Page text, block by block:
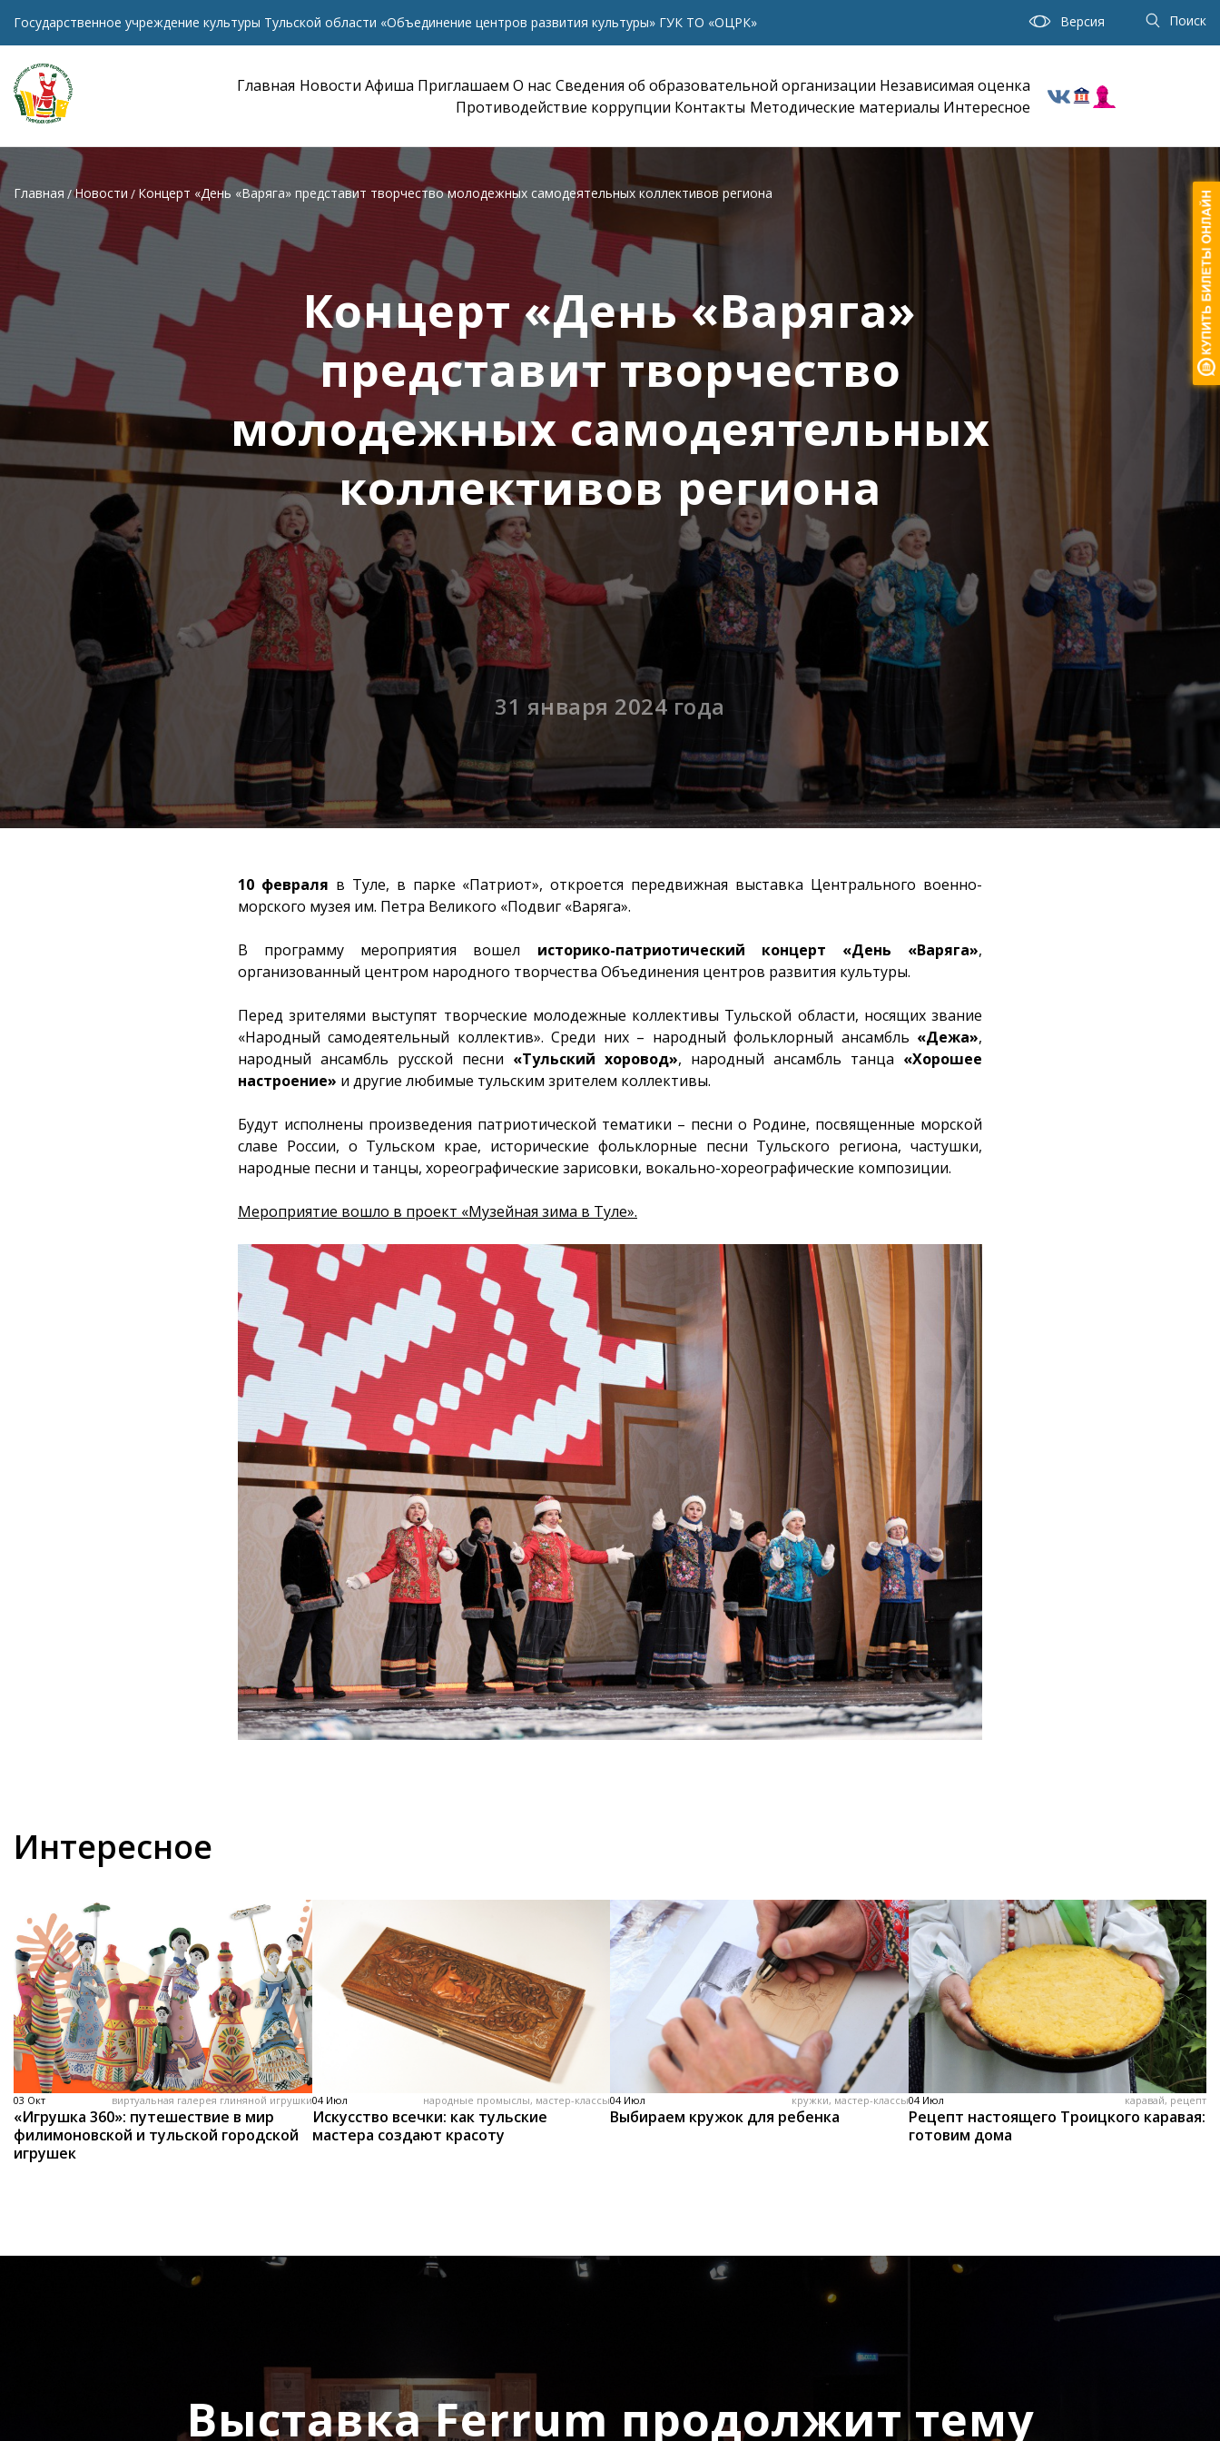
Государственное учреждение культуры Тульской области «Объединение центров развития культуры» ГУК ТО «ОЦРК» Версия Поиск
Главная Новости Афиша Приглашаем О нас Сведения об образовательной организации Независимая оценка
Противодействие коррупции Контакты Методические материалы Интересное
Главная Новости Концерт «День «Варяга» представит творчество молодежных самодеятельных коллективов региона
31 января 2024 года
Концерт «День «Варяга»
представит творчество
молодежных самодеятельных
коллективов региона
10 февраля в Туле, в парке «Патриот», откроется передвижная выставка Центрального военно-
морского музея им. Петра Великого «Подвиг «Варяга».
В программу мероприятия вошел историко-патриотический концерт «День «Варяга»,
организованный центром народного творчества Объединения центров развития культуры.
Перед зрителями выступят творческие молодежные коллективы Тульской области, носящих звание
«Народный самодеятельный коллектив». Среди них – народный фольклорный ансамбль «Дежа»,
народный ансамбль русской песни «Тульский хоровод», народный ансамбль танца «Хорошее
настроение» и другие любимые тульским зрителем коллективы.
Будут исполнены произведения патриотической тематики – песни о Родине, посвященные морской
славе России, о Тульском крае, исторические фольклорные песни Тульского региона, частушки,
народные песни и танцы, хореографические зарисовки, вокально-хореографические композиции.
Мероприятие вошло в проект «Музейная зима в Туле».
Интересное
03 Окт виртуальная галерея глиняной игрушки
«Игрушка 360»: путешествие в мир
филимоновской и тульской городской
игрушек
04 Июл народные промыслы, мастер-классы
Искусство всечки: как тульские
мастера создают красоту
04 Июл кружки, мастер-классы
Выбираем кружок для ребенка
04 Июл каравай, рецепт
Рецепт настоящего Троицкого каравая:
готовим дома
Выставка Ferrum продолжит тему